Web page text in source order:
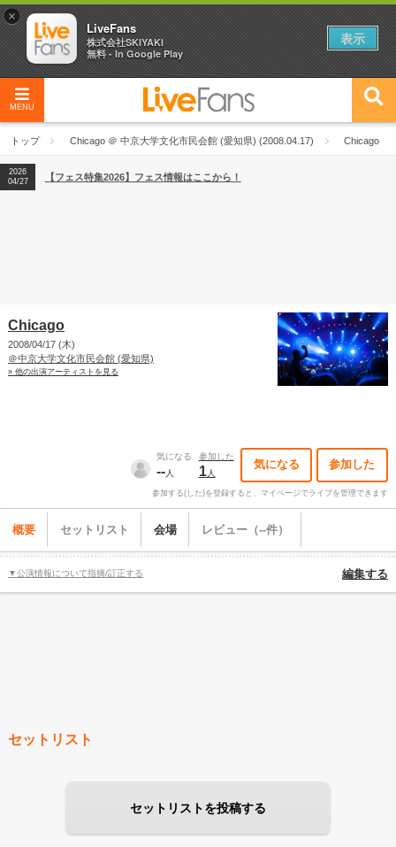
MENU
トップ Chicago ＠ 中京大学文化市民会館 (愛知県) (2008.04.17) Chicago
2026
04/27
2026
【ライブ動員ランキング】2026年上半期編発表！
2026
04/27
【フェス特集2026】フェス情報はここから！
Chicago
2008/04/17 (木)
＠中京大学文化市民会館 (愛知県)
» 他の出演アーティストを見る
気になる
--人
参加した
1人
気になる 参加した
参加する(した)を登録すると、マイページでライブを管理できます
概要 セットリスト 会場 レビュー（--件）
▼公演情報について指摘/訂正する 編集する
セットリスト
セットリストを投稿する
×
LiveFans
株式会社SKIYAKI
無料 - In Google Play
表示